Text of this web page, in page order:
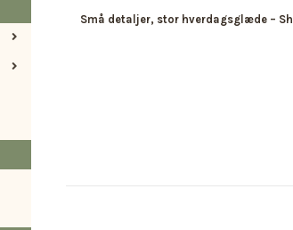
Små detaljer, stor hverdagsglæde –